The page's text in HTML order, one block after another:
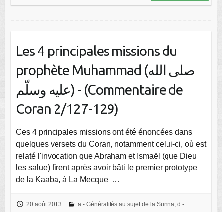
Les 4 principales missions du
prophète Muhammad (صلى الله
عليه وسلّم) - (Commentaire de
Coran 2/127-129)
Ces 4 principales missions ont été énoncées dans
quelques versets du Coran, notamment celui-ci, où est
relaté l'invocation que Abraham et Ismaël (que Dieu
les salue) firent après avoir bâti le premier prototype
de la Kaaba, à La Mecque :…
20 août 2013 a - Généralités au sujet de la Sunna, d -